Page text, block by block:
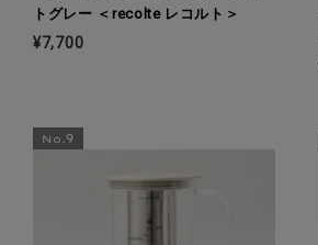
トグレー ＜recolte レコルト＞
¥7,700